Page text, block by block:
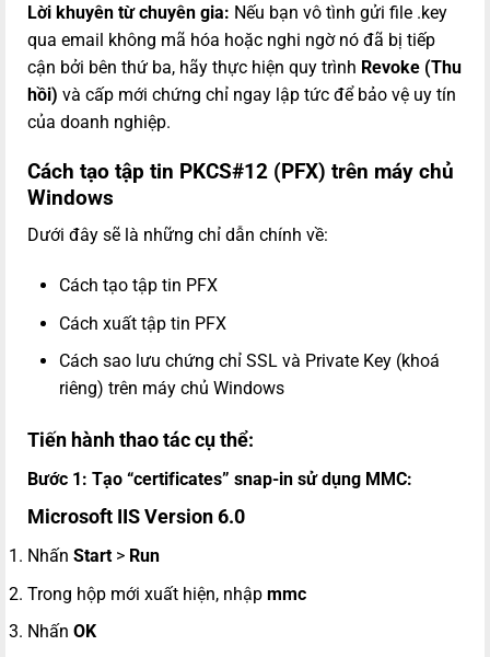
Lời khuyên từ chuyên gia: Nếu bạn vô tình gửi file .key
qua email không mã hóa hoặc nghi ngờ nó đã bị tiếp
cận bởi bên thứ ba, hãy thực hiện quy trình Revoke (Thu
hồi) và cấp mới chứng chỉ ngay lập tức để bảo vệ uy tín
của doanh nghiệp.
Cách tạo tập tin PKCS#12 (PFX) trên máy chủ
Windows
Dưới đây sẽ là những chỉ dẫn chính về:
Cách tạo tập tin PFX
Cách xuất tập tin PFX
Cách sao lưu chứng chỉ SSL và Private Key (khoá
riêng) trên máy chủ Windows
Tiến hành thao tác cụ thể:
Bước 1: Tạo “certificates” snap-in sử dụng MMC:
Microsoft IIS Version 6.0
Nhấn Start > Run
Trong hộp mới xuất hiện, nhập mmc
Nhấn OK